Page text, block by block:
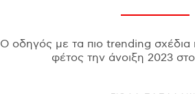
Ο οδηγός με τα πιο trending
φέτος την άνοιξη 2023